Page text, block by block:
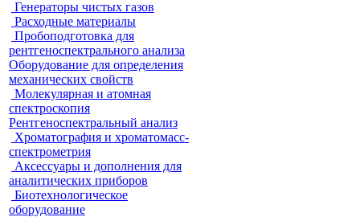
Генераторы чистых газов
Расходные материалы
Пробоподготовка для
рентгеноспектрального анализа
Оборудование для определения
механических свойств
Молекулярная и атомная
спектроскопия
Рентгеноспектральный анализ
Хроматография и хроматомасс-
спектрометрия
Аксессуары и дополнения для
аналитических приборов
Биотехнологическое
оборудование